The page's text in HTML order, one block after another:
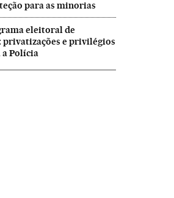
para as minorias
eleitoral de
privatizações e privilégios
a Polícia